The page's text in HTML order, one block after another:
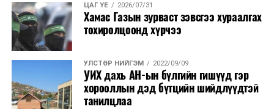
ЦАГ ҮЕ 2026/07/31
Хамас Газын зурваст зэвсгээ хураалгах
тохиролцоонд хүрчээ
УЛСТӨР НИЙГЭМ 2022/09/09
УИХ дахь АН-ын бүлгийн гишүүд гэр
хорооллын дэд бүтцийн шийдлүүдтэй
танилцлаа